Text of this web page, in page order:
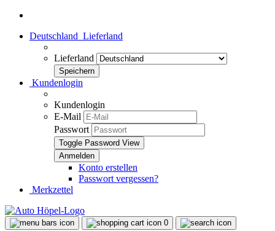
Deutschland Lieferland
Lieferland
Kundenlogin
Kundenlogin
E-Mail
Passwort
Toggle Password View
Konto erstellen
Passwort vergessen?
Merkzettel
0